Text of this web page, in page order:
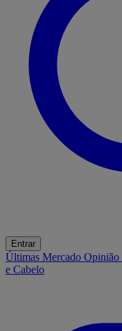
Entrar
Últimas Mercado Opinião
e Cabelo